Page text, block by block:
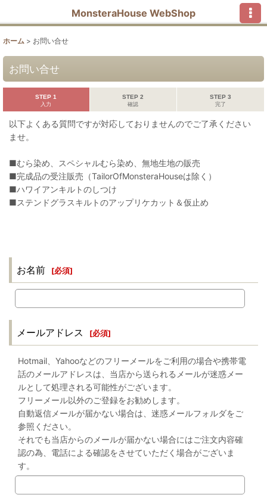
MonsteraHouse WebShop
ホーム > お問い合せ
お問い合せ
STEP 1
入力
STEP 2
確認
STEP 3
完了
以下よくある質問ですが対応しておりませんのでご了承ください
ませ。
■むら染め、スペシャルむら染め、無地生地の販売
■完成品の受注販売（TailorOfMonsteraHouseは除く）
■ハワイアンキルトのしつけ
■ステンドグラスキルトのアップリケカット＆仮止め
お名前 [必須]
メールアドレス [必須]
Hotmail、Yahooなどのフリーメールをご利用の場合や携帯電
話のメールアドレスは、当店から送られるメールが迷惑メー
ルとして処理される可能性がございます。
フリーメール以外のご登録をお勧めします。
自動返信メールが届かない場合は、迷惑メールフォルダをご
参照ください。
それでも当店からのメールが届かない場合にはご注文内容確
認の為、電話による確認をさせていただく場合がございま
す。